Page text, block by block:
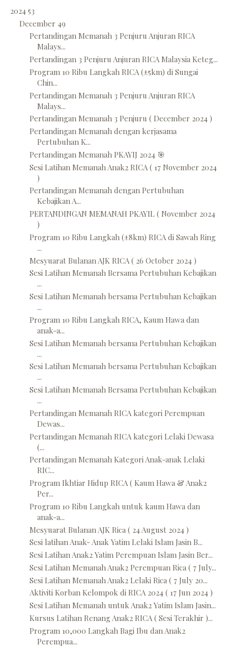
2024 53
December 49
Pertandingan Memanah 3 Penjuru Anjuran RICA
Malays...
Pertandingan 3 Penjuru Anjuran RICA Malaysia Keteg...
Program 10 Ribu Langkah RICA (±5km) di Sungai
Chin...
Pertandingan Memanah 3 Penjuru Anjuran RICA
Malays...
Pertandingan Memanah 3 Penjuru ( December 2024 )
Pertandingan Memanah dengan kerjasama
Pertubuhan K...
Pertandingan Memanah PKAYIJ 2024 🎯
Sesi Latihan Memanah Anak2 RICA ( 17 November 2024
)
Pertandingan Memanah dengan Pertubuhan
Kebajikan A...
PERTANDINGAN MEMANAH PKAYIL ( November 2024
)
Program 10 Ribu Langkah (±8km) RICA di Sawah Ring
...
Mesyuarat Bulanan AJK RICA ( 26 October 2024 )
Sesi Latihan Memanah Bersama Pertubuhan Kebajikan
...
Sesi Latihan Memanah bersama Pertubuhan Kebajikan
...
Program 10 Ribu Langkah RICA, Kaum Hawa dan
anak-a...
Sesi Latihan Memanah bersama Pertubuhan Kebajikan
...
Sesi Latihan Memanah bersama Pertubuhan Kebajikan
...
Sesi Latihan Memanah Bersama Pertubuhan Kebajikan
...
Pertandingan Memanah RICA kategori Perempuan
Dewas...
Pertandingan Memanah RICA kategori Lelaki Dewasa
(...
Pertandingan Memanah Kategori Anak-anak Lelaki
RIC...
Program Ikhtiar Hidup RICA ( Kaum Hawa & Anak2
Per...
Program 10 Ribu Langkah untuk kaum Hawa dan
anak-a...
Mesyuarat Bulanan AJK Rica ( 24 August 2024 )
Sesi latihan Anak- Anak Yatim Lelaki Islam Jasin B...
Sesi Latihan Anak2 Yatim Perempuan Islam Jasin Ber...
Sesi Latihan Memanah Anak2 Perempuan Rica ( 7 July...
Sesi Latihan Memanah Anak2 Lelaki Rica ( 7 July 20...
Aktiviti Korban Kelompok di RICA 2024 ( 17 Jun 2024 )
Sesi Latihan Memanah untuk Anak2 Yatim Islam Jasin...
Kursus Latihan Renang Anak2 RICA ( Sesi Terakhir )...
Program 10,000 Langkah Bagi Ibu dan Anak2
Perempua...